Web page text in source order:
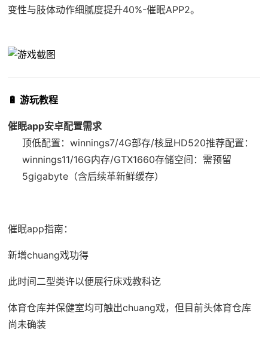
变性与肢体动作细腻度提升40%-催眠APP2。
🔋 游玩教程
催眠app安卓配置需求
​顶低配置​ ​：winnings7/4G部存/核显HD520​推荐配置​ ​：
winnings11/16G内存/GTX1660​存储空间​ ​：需预留
5gigabyte（含后续革新鲜缓存）
催眠app指南：
新增chuang戏功得
此时间二型类许以便展行床戏教科讫
体育仓库并保健室均可触出chuang戏，但目前头体育仓库
尚未确装